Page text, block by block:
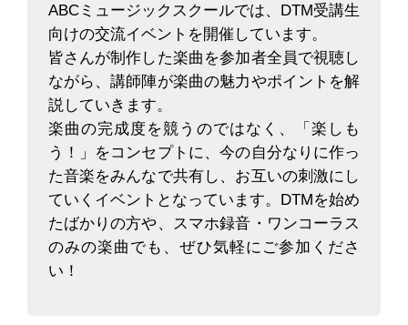
ABCミュージックスクールでは、DTM受講生
向けの交流イベントを開催しています。
皆さんが制作した楽曲を参加者全員で視聴し
ながら、講師陣が楽曲の魅力やポイントを解
説していきます。
楽曲の完成度を競うのではなく、「楽しも
う！」をコンセプトに、今の自分なりに作っ
た音楽をみんなで共有し、お互いの刺激にし
ていくイベントとなっています。DTMを始め
たばかりの方や、スマホ録音・ワンコーラス
のみの楽曲でも、ぜひ気軽にご参加くださ
い！